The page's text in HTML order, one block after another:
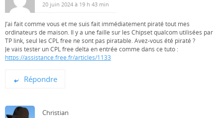
20 juin 2024 à 19 h 43 min
J’ai fait comme vous et me suis fait immédiatement piraté tout mes
ordinateurs de maison. Il y a une faille sur les Chipset qualcom utilisées par
TP link, seul les CPL free ne sont pas piratable. Avez-vous été piraté ?
Je vais tester un CPL free delta en entrée comme dans ce tuto :
https://assistance.free.fr/articles/1133
Répondre
Christian